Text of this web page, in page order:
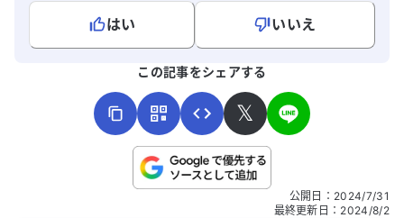
はい
いいえ
こちらは送信専用のフォームです。氏名やご自身の病気の詳細な
この記事をシェアする
𝕏
公開日 ： 2024/7/31
最終更新日 ： 2024/8/2